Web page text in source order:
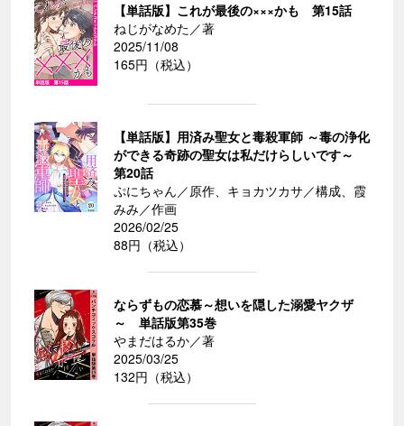
【単話版】これが最後の×××かも 第15話
ねじがなめた／著
2025/11/08
165円（税込）
【単話版】用済み聖女と毒殺軍師 ～毒の浄化
ができる奇跡の聖女は私だけらしいです～
第20話
ぷにちゃん／原作、キョカツカサ／構成、霞
みみ／作画
2026/02/25
88円（税込）
ならずもの恋慕～想いを隠した溺愛ヤクザ
～ 単話版第35巻
やまだはるか／著
2025/03/25
132円（税込）